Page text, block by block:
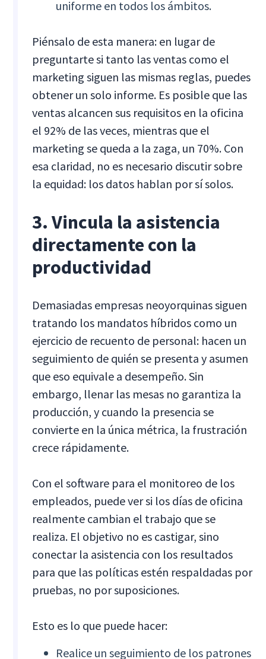
uniforme en todos los ámbitos.
Piénsalo de esta manera: en lugar de
preguntarte si tanto las ventas como el
marketing siguen las mismas reglas, puedes
obtener un solo informe. Es posible que las
ventas alcancen sus requisitos en la oficina
el 92% de las veces, mientras que el
marketing se queda a la zaga, un 70%. Con
esa claridad, no es necesario discutir sobre
la equidad: los datos hablan por sí solos.
3. Vincula la asistencia
directamente con la
productividad
Demasiadas empresas neoyorquinas siguen
tratando los mandatos híbridos como un
ejercicio de recuento de personal: hacen un
seguimiento de quién se presenta y asumen
que eso equivale a desempeño. Sin
embargo, llenar las mesas no garantiza la
producción, y cuando la presencia se
convierte en la única métrica, la frustración
crece rápidamente.
Con el software para el monitoreo de los
empleados, puede ver si los días de oficina
realmente cambian el trabajo que se
realiza. El objetivo no es castigar, sino
conectar la asistencia con los resultados
para que las políticas estén respaldadas por
pruebas, no por suposiciones.
Esto es lo que puede hacer:
Realice un seguimiento de los patrones